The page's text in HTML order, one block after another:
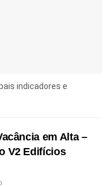
indicadores e
em Alta –
V2 Edifícios